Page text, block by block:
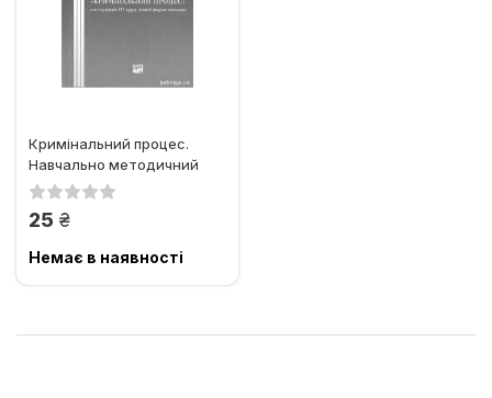
Кримінальний процес.
Навчально методичний
посібник
25 грн.
Немає в наявності